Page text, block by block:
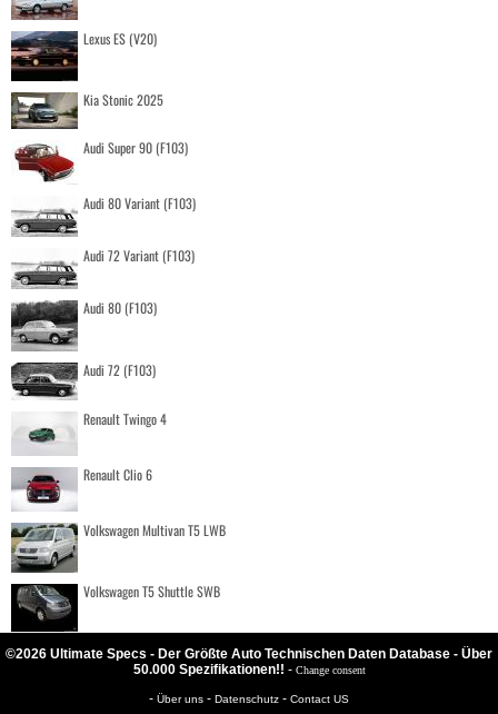
Lexus ES (V20)
Kia Stonic 2025
Audi Super 90 (F103)
Audi 80 Variant (F103)
Audi 72 Variant (F103)
Audi 80 (F103)
Audi 72 (F103)
Renault Twingo 4
Renault Clio 6
Volkswagen Multivan T5 LWB
Volkswagen T5 Shuttle SWB
©2026 Ultimate Specs - Der Größte Auto Technischen Daten Database - Über
50.000 Spezifikationen!! - Change consent
- Über uns - Datenschutz - Contact US